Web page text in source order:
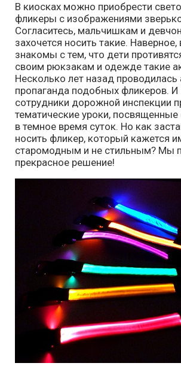
В киосках можно приобрести
фликеры с изображениями
Согласитесь, мальчишкам и
захочется носить такие.
знакомы с тем, что дети
своим рюкзакам и одежде такие
Несколько лет назад проводилась
пропаганда подобных фликеров. И
сотрудники дорожной инспекции
тематические уроки, посвященные
в темное время суток. Но как
носить фликер, который кажется
старомодным и не стильным? Мы
прекрасное решение!